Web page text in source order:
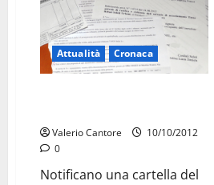
Attualità Cronaca
Valerio Cantore
10/10/2012
0
Notificano una cartella del